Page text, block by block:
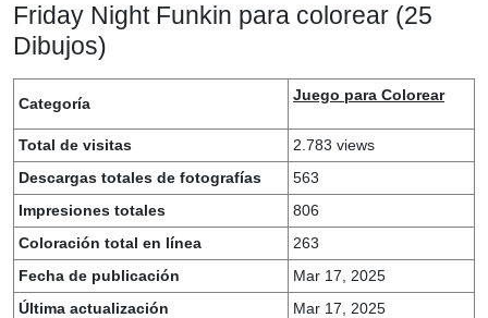
Friday Night Funkin para colorear (25
Dibujos)
Categoría Juego para Colorear
Total de visitas
2.783 views
Descargas totales de fotografías
563
Impresiones totales
806
Coloración total en línea
263
Fecha de publicación
Mar 17, 2025
Última actualización
Mar 17, 2025